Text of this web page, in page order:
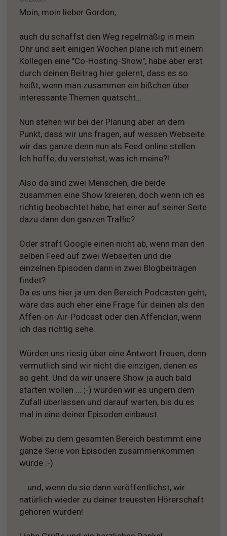
Moin, moin lieber Gordon,
auch du schaffst den Weg regelmäßig in mein
Ohr und seit einigen Wochen plane ich mit einem
Kollegen eine "Co-Hosting-Show", habe aber erst
durch deinen Beitrag hier gelernt, dass es so
heißt, wenn man zusammen ein bißchen über
interessante Themen quatscht...
Nun stehen wir bei der Planung aber an dem
Punkt, dass wir uns fragen, auf wessen Webseite
wir das ganze denn nun als Feed online stellen.
Ich hoffe, du verstehst, was ich meine?!
Also da sind zwei Menschen, die beide
zusammen eine Show kreieren, doch wenn ich es
richtig beobachtet habe, hat einer auf seiner Seite
dazu dann den ganzen Traffic?
Oder straft Google einen nicht ab, wenn man den
selben Feed auf zwei Webseiten und die
einzelnen Episoden dann in zwei Blogbeiträgen
findet?
Da es uns hier ja um den Bereich Podcasten geht,
wäre das auch eher eine Frage für deinen als den
Affen-on-Air-Podcast oder den Affenclan, wenn
ich das richtig sehe.
Würden uns riesig über eine Antwort freuen, denn
vermutlich sind wir nicht die einzigen, denen es
so geht. Und da wir unsere Show ja auch bald
starten wollen ... ;-) würden wir es ungern dem
Zufall überlassen und darauf warten, bis du es
mal in eine deiner Episoden einbaust.
Wobei zu dem gesamten Bereich bestimmt eine
ganze Serie von Episoden zusammenkommen
würde :-)
... und, wenn du sie dann veröffentlichst, wir
natürlich wieder zu deiner treuesten Hörerschaft
gehören würden!